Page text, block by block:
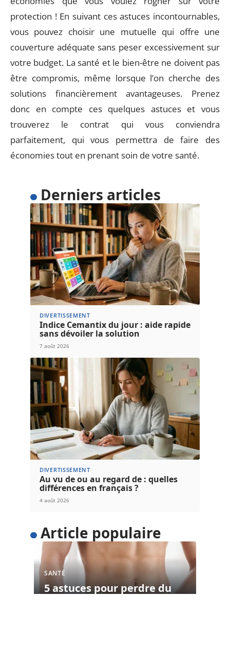
protection ! En suivant ces astuces incontournables,
vous pouvez choisir une mutuelle qui offre une
couverture adéquate sans peser excessivement sur
votre budget. La santé et le bien-être ne doivent pas
être compromis, même lorsque l’on cherche des
solutions financièrement avantageuses. Prenez
donc en compte ces quelques astuces et vous
trouverez le contrat qui vous conviendra
parfaitement, qui vous permettra de faire des
économies tout en prenant soin de votre santé.
Derniers articles
DIVERTISSEMENT
Indice Cemantix du jour : aide rapide
sans dévoiler la solution
7 août 2026
DIVERTISSEMENT
Au vu de ou au regard de : quelles
différences en français ?
4 août 2026
Article populaire
SANTÉ
5 astuces pour perdre du
poids facilement